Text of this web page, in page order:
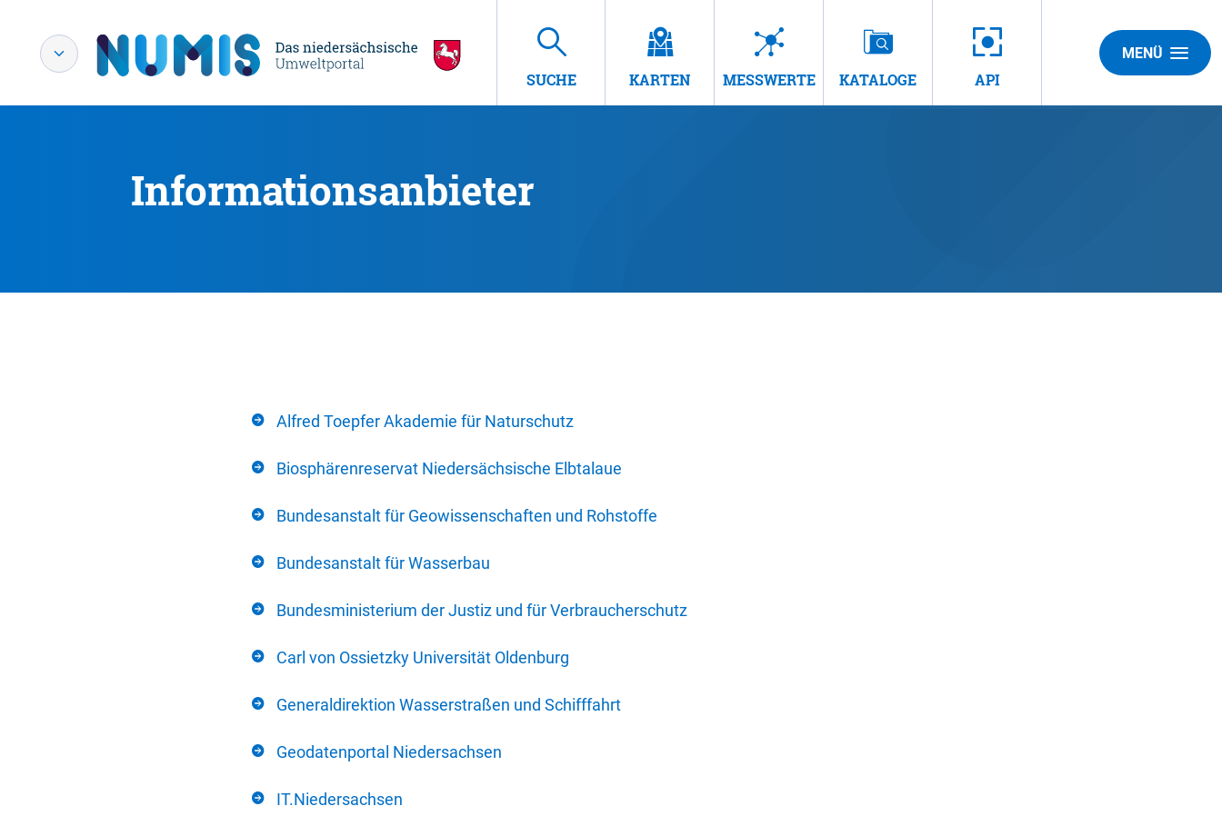
SUCHE KARTEN MESSWERTE KATALOGE API
MENÜ
Informationsanbieter
Alfred Toepfer Akademie für Naturschutz
Biosphärenreservat Niedersächsische Elbtalaue
Bundesanstalt für Geowissenschaften und Rohstoffe
Bundesanstalt für Wasserbau
Bundesministerium der Justiz und für Verbraucherschutz
Carl von Ossietzky Universität Oldenburg
Generaldirektion Wasserstraßen und Schifffahrt
Geodatenportal Niedersachsen
IT.Niedersachsen